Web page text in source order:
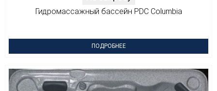
Гидромассажный бассейн PDC Columbia
ПОДРОБНЕЕ